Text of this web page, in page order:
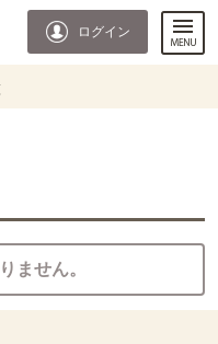
ログイン
ません。